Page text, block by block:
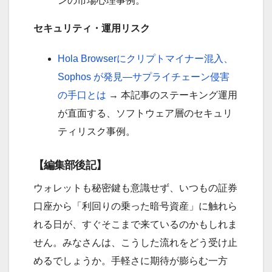
セキュリティ・運用リスク
Hola Browserにクリプトマイナー混入、
Sophos が発見—サプライチェーン侵害
の手口とは → 本記事のステーキング運用
が直面する、ソフトウェア層のセキュリ
ティリスク事例。
【編集部後記】
ウォレットも秘密鍵も意識せず、いつもの証券
口座から「利回りの乗った暗号資産」に触れら
れる日が、すぐそこまで来ているのかもしれま
せん。みなさんは、こうした流れをどう受け止
めるでしょうか。手軽さに期待が膨らむ一方